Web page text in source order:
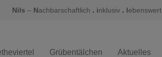
Nils – Nachbarschaftlich . inklusiv . lebenswert
Grübentälchen Aktuelles